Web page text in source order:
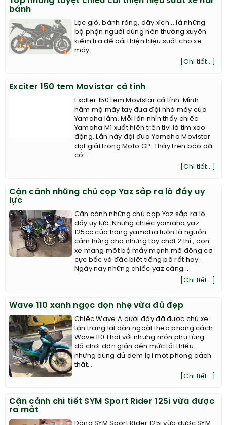
bánh
Lọc gió, bánh răng, dây xích... là những
bộ phận người dùng nên thường xuyên
kiểm tra để cải thiện hiệu suất cho xe
máy.
[Chi tiết...]
Exciter 150 tem Movistar cá tính
Exciter 150 tem Movistar cá tính. Mình
hâm mộ mấy tay đua đội nhà máy của
Yamaha lắm. Mỗi lần nhìn thấy chiếc
Yamaha M1 xuất hiện trên tivi là tim xao
động. Lần này đội đua Yamaha Movistar
đạt giải trong Moto GP. Thấy trên báo đã
có...
[Chi tiết...]
Cận cảnh những chú cọp Yaz sắp ra lò đầy uy
lực
Cận cảnh những chú cọp Yaz sắp ra lò
đầy uy lực. Những chiếc yamaha yaz
125cc của hãng yamaha luôn là nguồn
cảm hứng cho những tay chơi 2 thì , con
xe mang một bộ máy mạnh mẽ động cơ
cực bốc và đặc biệt tiếng pô rất hay .
Ngày nay những chiếc yaz càng...
[Chi tiết...]
Wave 110 xanh ngọc dọn nhẹ vừa đủ đẹp
Chiếc Wave A dưới đây đã được chủ xe
tân trang lại dàn ngoài theo phong cách
Wave 110 Thái với những món phụ tùng
đồ chơi đơn giản đến mức tối thiểu
nhưng cũng đủ đem lại một phong cách
thật...
[Chi tiết...]
Cận cảnh chi tiết SYM Sport Rider 125i vừa được
ra mắt
Dòng SYM Sport Rider 125i vừa được SYM